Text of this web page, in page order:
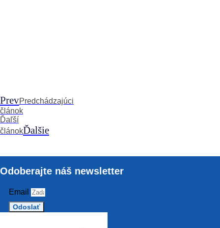
PrevPredchádzajúci
článok
Ďaľší
článokĎalšie
Odoberajte náš newsletter
Email
Odoslať